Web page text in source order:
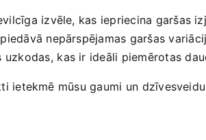
izvēle, kas​ iepriecina garšas
nepārspējamas garšas
uzkodas, ⁢kas ir ideāli piemērotas
ietekmē mūsu gaumi un